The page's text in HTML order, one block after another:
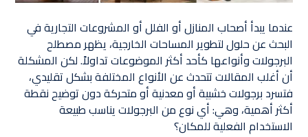
عندما يبدأ أصحاب المنازل أو الفلل أو المشروعات التجارية في
البحث عن حلول لتطوير المساحات الخارجية، يظهر مصطلح
البرجولات وأنواعها كأحد أكثر الموضوعات تداولاً. لكن المشكلة
أن أغلب المقالات تتحدث عن الأنواع المختلفة بشكل تقليدي،
فتسرد برجولات خشبية أو معدنية أو متحركة دون توضيح نقطة
أكثر أهمية، وهي: أي نوع من البرجولات يناسب طبيعة
الاستخدام الفعلية للمكان؟